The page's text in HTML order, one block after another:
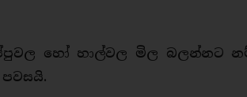
හෝ හාල්වල මිල බලන්නට